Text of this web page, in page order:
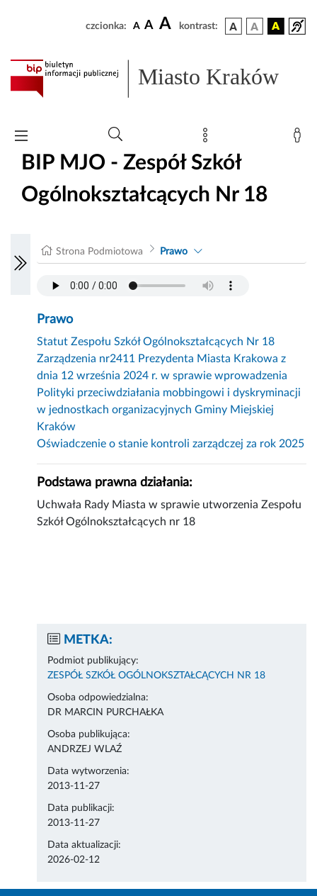
czcionka: A A A kontrast:
Miasto Kraków
BIP MJO - Zespół Szkół
Ogólnokształcących Nr 18
Strona Podmiotowa Prawo
Prawo
Statut Zespołu Szkół Ogólnokształcących Nr 18
Zarządzenia nr2411 Prezydenta Miasta Krakowa z
dnia 12 września 2024 r. w sprawie wprowadzenia
Polityki przeciwdziałania mobbingowi i dyskryminacji
w jednostkach organizacyjnych Gminy Miejskiej
Kraków
Oświadczenie o stanie kontroli zarządczej za rok 2025
Podstawa prawna działania:
Uchwała Rady Miasta w sprawie utworzenia Zespołu
Szkół Ogólnokształcących nr 18
METKA:
Podmiot publikujący:
ZESPÓŁ SZKÓŁ OGÓLNOKSZTAŁCĄCYCH NR 18
Osoba odpowiedzialna:
DR MARCIN PURCHAŁKA
Osoba publikująca:
ANDRZEJ WLAŹ
Data wytworzenia:
2013-11-27
Data publikacji:
2013-11-27
Data aktualizacji:
2026-02-12